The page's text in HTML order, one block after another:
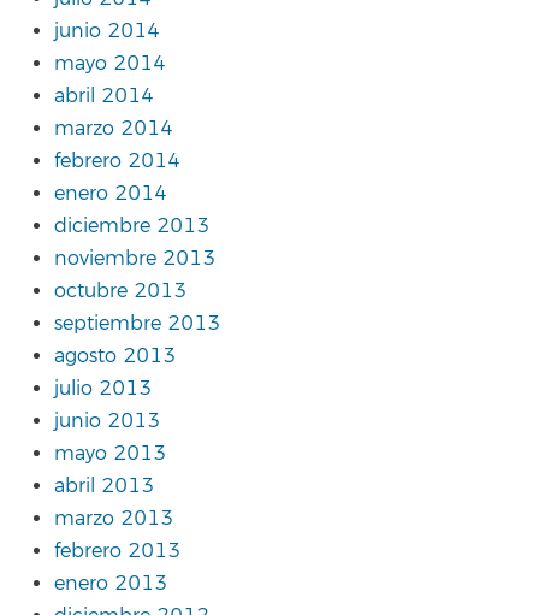
junio 2014
mayo 2014
abril 2014
marzo 2014
febrero 2014
enero 2014
diciembre 2013
noviembre 2013
octubre 2013
septiembre 2013
agosto 2013
julio 2013
junio 2013
mayo 2013
abril 2013
marzo 2013
febrero 2013
enero 2013